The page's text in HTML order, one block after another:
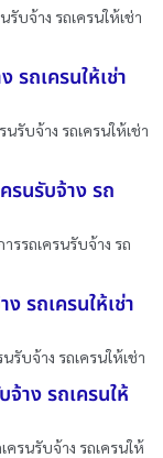
บจ้าง รถเครนให้เช่า
รถเครนให้เช่า
รับจ้าง รถเครนให้เช่า
รนรับจ้าง รถ
รรถเครนรับจ้าง รถ
รถเครนให้เช่า
รับจ้าง รถเครนให้เช่า
าง รถเครนให้
ครนรับจ้าง รถเครนให้